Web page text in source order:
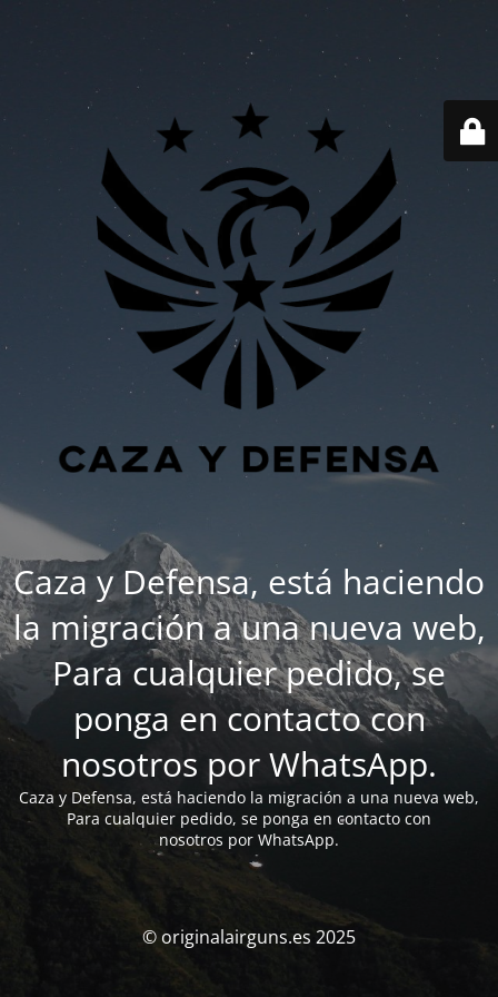
Caza y Defensa, está haciendo
la migración a una nueva web,
Para cualquier pedido, se
ponga en contacto con
nosotros por WhatsApp.
Caza y Defensa, está haciendo la migración a una nueva web,
Para cualquier pedido, se ponga en contacto con
nosotros por WhatsApp.
© originalairguns.es 2025